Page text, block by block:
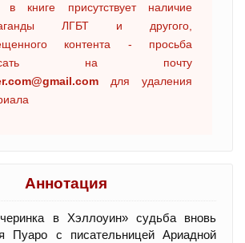
в книге присутствует наличие
ЛГБТ и другого,
контента - просьба
на почту
для удаления
Аннотация
в Хэллоуин» судьба вновь
Пуаро с писательницей Ариадной